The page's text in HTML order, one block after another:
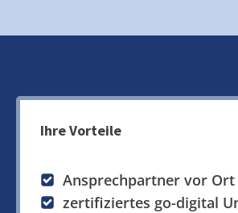
Ihre Vorteile
Ansprechpartner vor Ort
zertifiziertes go-digital